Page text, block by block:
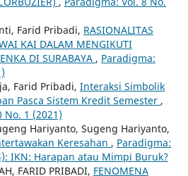
Farid Pribadi, RASIONALITAS
KAI DALAM MENGIKUTI
DI SURABAYA , Paradigma:
Farid Pribadi, Interaksi Simbolik
Pasca Sistem Kredit Semester ,
No. 1 (2021)
Hariyanto, Sugeng Hariyanto,
Keresahan , Paradigma:
IKN: Harapan atau Mimpi Buruk?
FARID PRIBADI, FENOMENA